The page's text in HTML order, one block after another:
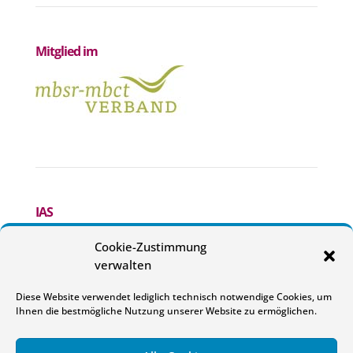
Cookie-Zustimmung
verwalten
Diese Website verwendet lediglich technisch notwendige Cookies, um
Ihnen die bestmögliche Nutzung unserer Website zu ermöglichen.
Mitglied im
IAS